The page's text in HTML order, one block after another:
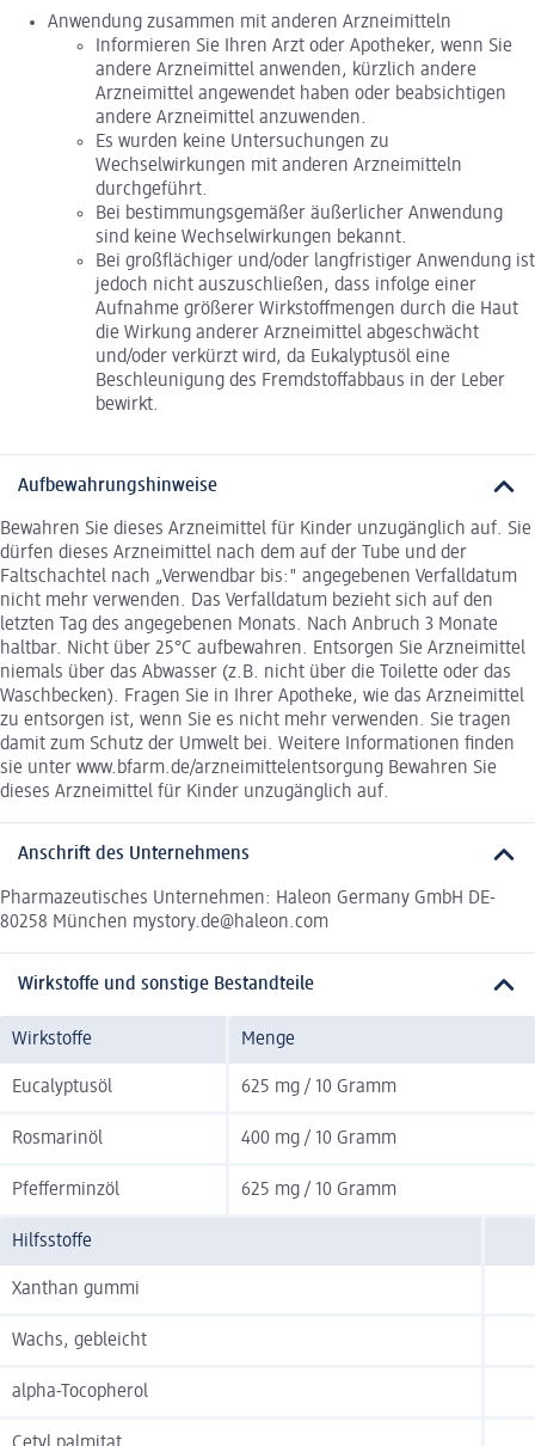
Anwendung zusammen mit anderen Arzneimitteln
Informieren Sie Ihren Arzt oder Apotheker, wenn Sie
andere Arzneimittel anwenden, kürzlich andere
Arzneimittel angewendet haben oder beabsichtigen
andere Arzneimittel anzuwenden.
Es wurden keine Untersuchungen zu
Wechselwirkungen mit anderen Arzneimitteln
durchgeführt.
Bei bestimmungsgemäßer äußerlicher Anwendung
sind keine Wechselwirkungen bekannt.
Bei großflächiger und/oder langfristiger Anwendung ist
jedoch nicht auszuschließen, dass infolge einer
Aufnahme größerer Wirkstoffmengen durch die Haut
die Wirkung anderer Arzneimittel abgeschwächt
und/oder verkürzt wird, da Eukalyptusöl eine
Beschleunigung des Fremdstoffabbaus in der Leber
bewirkt.
Aufbewahrungshinweise
Bewahren Sie dieses Arzneimittel für Kinder unzugänglich auf. Sie
dürfen dieses Arzneimittel nach dem auf der Tube und der
Faltschachtel nach „Verwendbar bis:" angegebenen Verfalldatum
nicht mehr verwenden. Das Verfalldatum bezieht sich auf den
letzten Tag des angegebenen Monats. Nach Anbruch 3 Monate
haltbar. Nicht über 25°C aufbewahren. Entsorgen Sie Arzneimittel
niemals über das Abwasser (z.B. nicht über die Toilette oder das
Waschbecken). Fragen Sie in Ihrer Apotheke, wie das Arzneimittel
zu entsorgen ist, wenn Sie es nicht mehr verwenden. Sie tragen
damit zum Schutz der Umwelt bei. Weitere Informationen finden
sie unter www.bfarm.de/arzneimittelentsorgung Bewahren Sie
dieses Arzneimittel für Kinder unzugänglich auf.
Anschrift des Unternehmens
Pharmazeutisches Unternehmen: Haleon Germany GmbH DE-
80258 München mystory.de@haleon.com
Wirkstoffe und sonstige Bestandteile
Wirkstoffe Menge
Eucalyptusöl 625 mg / 10 Gramm
Rosmarinöl 400 mg / 10 Gramm
Pfefferminzöl 625 mg / 10 Gramm
Hilfsstoffe
Xanthan gummi
Wachs, gebleicht
alpha-Tocopherol